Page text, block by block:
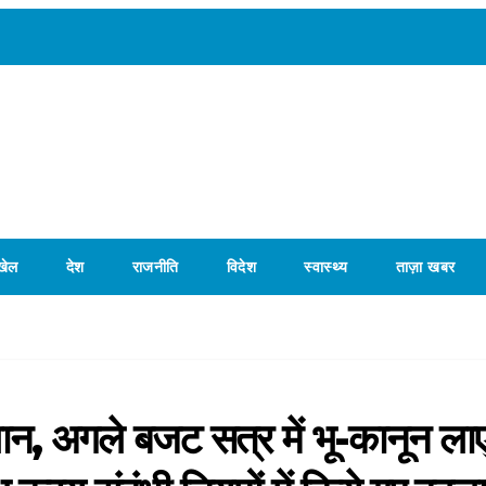
देश राजनीति विदेश स्वास्थ्य ताज़ा खबर
अगले बजट सत्र में भू-कानून